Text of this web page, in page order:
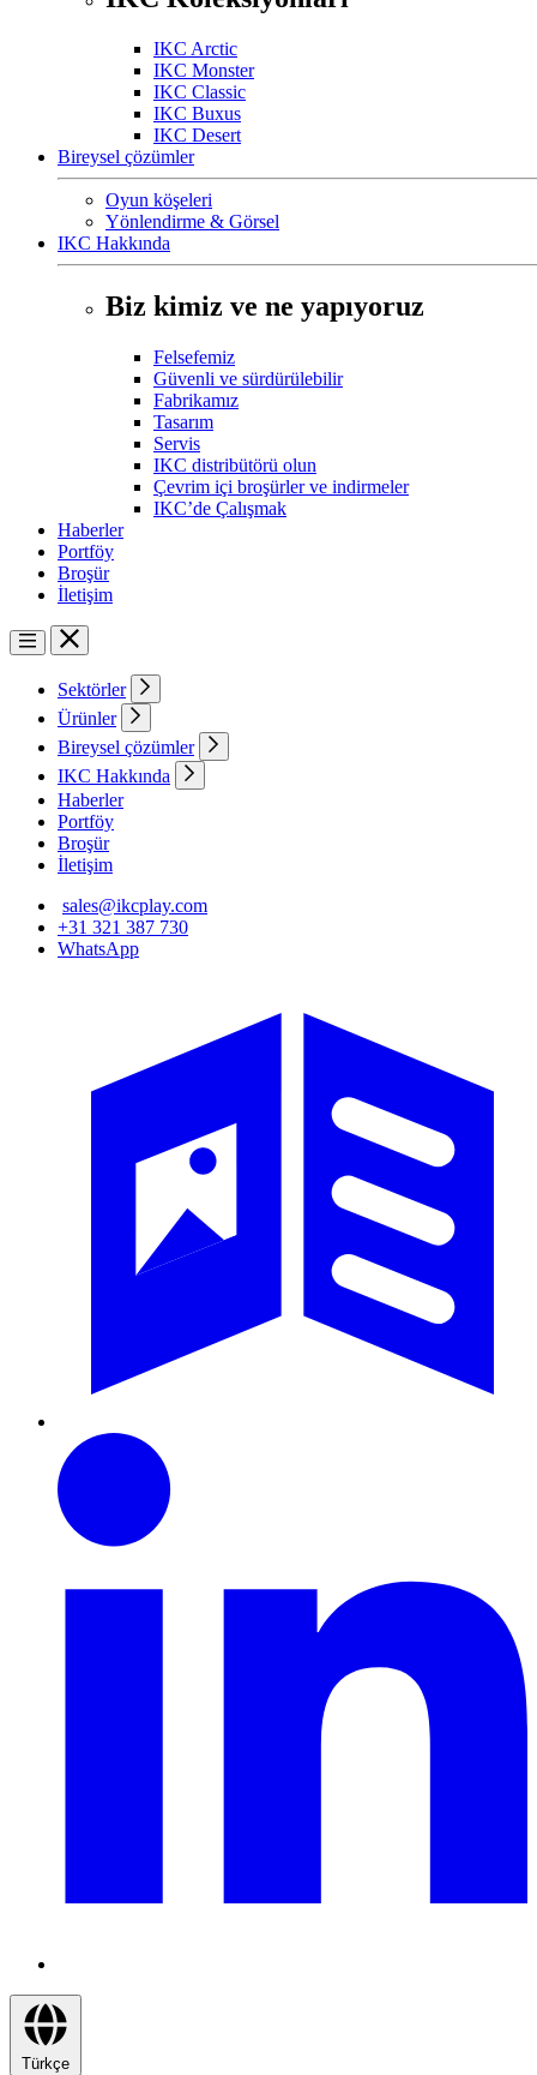
IKC Arctic
IKC Monster
IKC Classic
IKC Buxus
IKC Desert
Bireysel çözümler
Oyun köşeleri
Yönlendirme & Görsel
IKC Hakkında
Biz kimiz ve ne yapıyoruz
Felsefemiz
Güvenli ve sürdürülebilir
Fabrikamız
Tasarım
Servis
IKC distribütörü olun
Çevrim içi broşürler ve indirmeler
IKC’de Çalışmak
Haberler
Portföy
Broşür
İletişim
Sektörler
Ürünler
Bireysel çözümler
IKC Hakkında
Haberler
Portföy
Broşür
İletişim
sales@ikcplay.com
+31 321 387 730
WhatsApp
Türkçe